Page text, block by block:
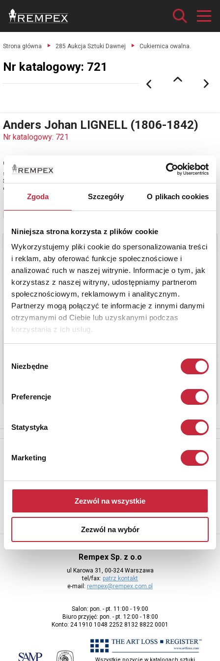
Zgoda Szczegóły O plikach cookies
Niniejsza strona korzysta z plików cookie
Wykorzystujemy pliki cookie do spersonalizowania treści
i reklam, aby oferować funkcje społecznościowe i
analizować ruch w naszej witrynie. Informacje o tym, jak
korzystasz z naszej witryny, udostępniamy partnerom
społecznościowym, reklamowym i analitycznym.
Partnerzy mogą połączyć te informacje z innymi danymi
otrzymanymi od Ciebie lub uzyskanymi podczas
korzystania z ich usług.
zgody
Niezbędne
Preferencje
Statystyka
Marketing
Zezwól na wszystkie
Zezwól na wybór
Strona główna 285 Aukcja Sztuki Dawnej Cukiernica owalna.
Nr katalogowy: 721
Anders Johan LIGNELL (1806-1842)
Nr katalogowy: 721
Cukiernica owalna
srebro cechowane; waga 319 g.
Szwecja, Sundsvall, lata 30. XIX w.
estymacja: 3 600 - 4 300 zł
Aby otrzymywać informacje o nowych aukcjach, prosimy podać
Rempex Sp. z o.o
ul Karowa 31, 00-324 Warszawa
tel/fax: patrz kontakt
e-mail: rempex@rempex.com.pl
Salon: pon. - pt. 11:00 - 19:00
Biuro przyjęć: pon. - pt. 12:00 - 18:00
Konto: 24 1910 1048 2252 8132 8822 0001
Wszystkie pozycje w katalogach sztuki